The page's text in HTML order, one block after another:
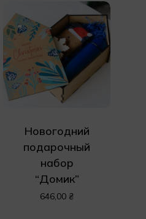
Новогодний
подарочный
набор
“Домик”
646,00 ₴